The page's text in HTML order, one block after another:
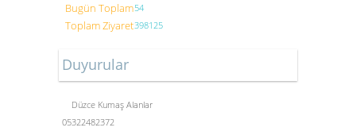
Bugün Toplam54
Toplam Ziyaret398125
Duyurular
Düzce Kumaş Alanlar
05322482372